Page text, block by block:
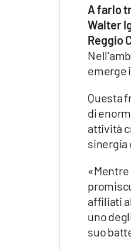
A farlo
Walter
Reggio
emerge
Questa
di
attività
sinergia
affiliati
uno
suo